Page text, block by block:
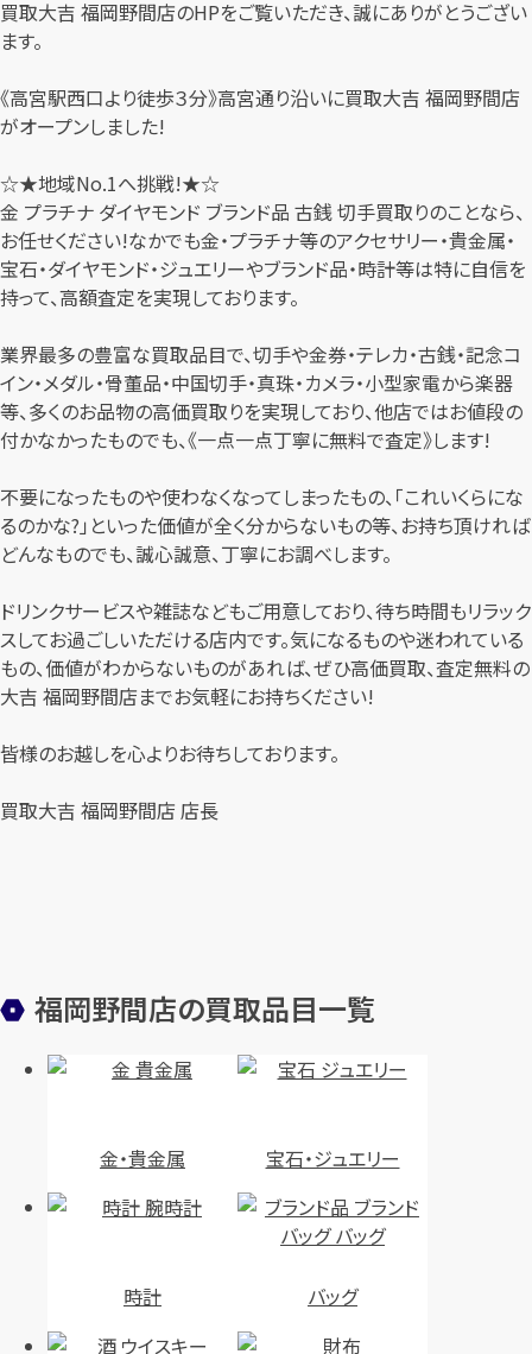
買取大吉 福岡野間店のHPをご覧いただき、誠にありがとうござい
ます。
《高宮駅西口より徒歩３分》高宮通り沿いに買取大吉 福岡野間店
がオープンしました!
☆★地域No.1へ挑戦!★☆
金 プラチナ ダイヤモンド ブランド品 古銭 切手買取りのことなら、
お任せください!なかでも金・プラチナ等のアクセサリー・貴金属・
宝石・ダイヤモンド・ジュエリーやブランド品・時計等は特に自信を
持って、高額査定を実現しております。
業界最多の豊富な買取品目で、切手や金券・テレカ・古銭・記念コ
イン・メダル・骨董品・中国切手・真珠・カメラ・小型家電から楽器
等、多くのお品物の高価買取りを実現しており、他店ではお値段の
付かなかったものでも、《一点一点丁寧に無料で査定》します!
不要になったものや使わなくなってしまったもの、「これいくらにな
るのかな?」といった価値が全く分からないもの等、お持ち頂ければ
どんなものでも、誠心誠意、丁寧にお調べします。
ドリンクサービスや雑誌などもご用意しており、待ち時間もリラック
スしてお過ごしいただける店内です。気になるものや迷われている
もの、価値がわからないものがあれば、ぜひ高価買取、査定無料の
大吉 福岡野間店までお気軽にお持ちください!
皆様のお越しを心よりお待ちしております。
買取大吉 福岡野間店 店長
福岡野間店の買取品目一覧
金・貴金属 宝石・ジュエリー
時計 バッグ